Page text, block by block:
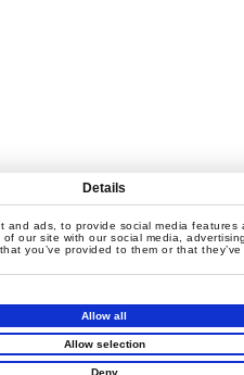
Details
and ads, to provide social media features
our site with our social media,
you’ve provided to them or that
Allow all
Allow selection
Deny